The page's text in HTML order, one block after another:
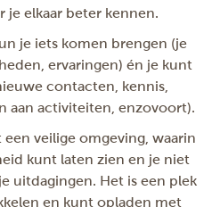
je elkaar beter kennen.
je iets komen brengen (je
ervaringen) én je kunt
contacten, kennis,
aan activiteiten, enzovoort).
veilige omgeving, waarin
kunt laten zien en je niet
uitdagingen. Het is een plek
en kunt opladen met